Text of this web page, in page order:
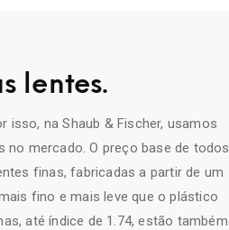
lentes.
isso, na Shaub & Fischer, usamos
no mercado. O preço base de todos
finas, fabricadas a partir de um
fino e mais leve que o plástico
até índice de 1.74, estão também